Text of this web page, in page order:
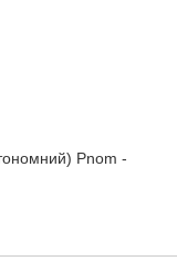
Pnom -